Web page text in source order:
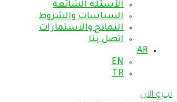
الأسئلة الشائعة
السياسات والشروط
النماذج والاستمارات
اتصل بنا
AR
EN
TR
تبــرع الان